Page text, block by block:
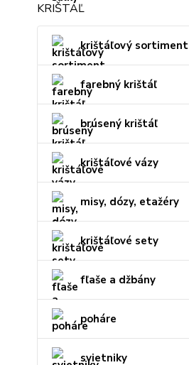
KRIŠTÁĽ
krištáľový sortiment
farebný krištáľ
brúsený krištáľ
krištáľové vázy
misy, dózy, etažéry
krištáľové sety
fľaše a džbány
poháre
svietniky